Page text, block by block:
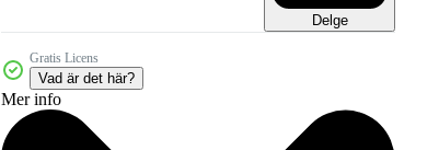
Delge
Gratis Licens
Vad är det här?
Mer info